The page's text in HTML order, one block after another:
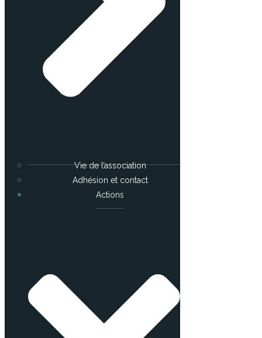
Vie de l’association
Adhésion et contact
Actions